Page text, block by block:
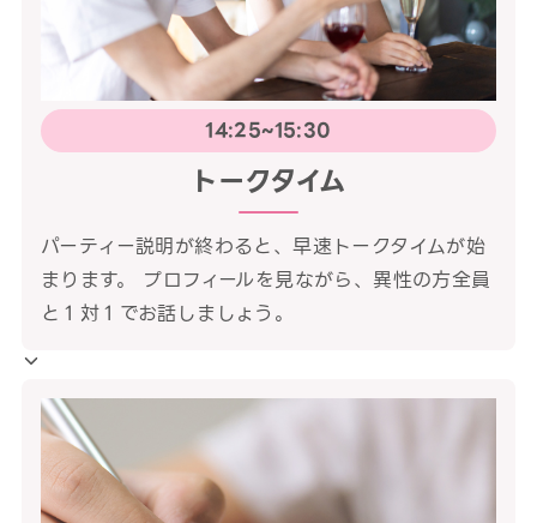
14:25~15:30
トークタイム
パーティー説明が終わると、早速トークタイムが始
まります。 プロフィールを見ながら、異性の方全員
と１対１でお話しましょう。